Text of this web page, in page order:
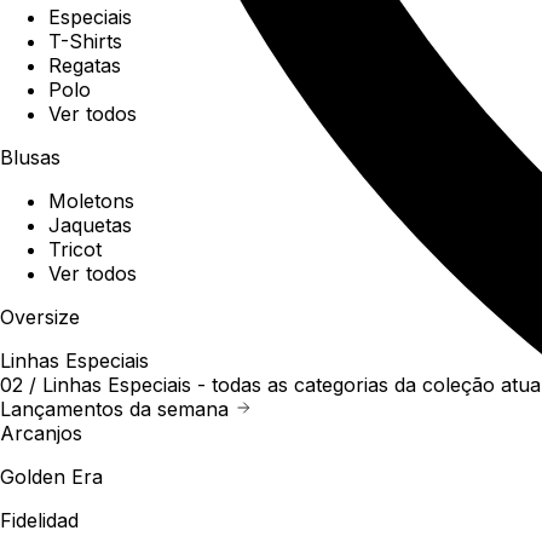
Especiais
T-Shirts
Regatas
Polo
Ver todos
Blusas
Moletons
Jaquetas
Tricot
Ver todos
Oversize
Linhas Especiais
02 / Linhas Especiais - todas as categorias da coleção
Lançamentos da semana
Arcanjos
Golden Era
Fidelidad